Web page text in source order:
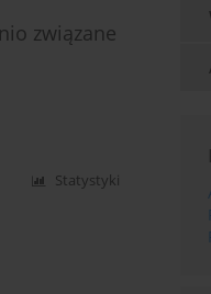
związane
Statystyki